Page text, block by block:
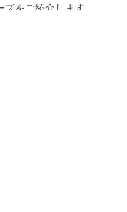
をご紹介します。